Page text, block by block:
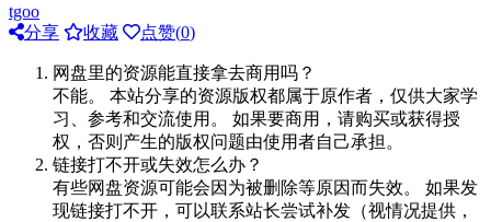
tgoo
分享
收藏 点赞(0)
网盘里的资源能直接拿去商用吗？
不能。 本站分享的资源版权都属于原作者，仅供大家学
习、参考和交流使用。 如果要商用，请购买或获得授
权，否则产生的版权问题由使用者自己承担。
链接打不开或失效怎么办？
有些网盘资源可能会因为被删除等原因而失效。 如果发
现链接打不开，可以联系站长尝试补发（视情况提供，